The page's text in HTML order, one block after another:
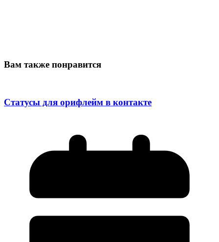
Вам также понравится
Статусы для орифлейм в контакте